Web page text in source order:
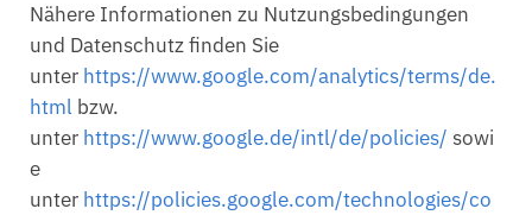
Nähere Informationen zu Nutzungsbedingungen
und Datenschutz finden Sie
unter https://www.google.com/analytics/terms/de.
html bzw.
unter https://www.google.de/intl/de/policies/ sowi
e
unter https://policies.google.com/technologies/co